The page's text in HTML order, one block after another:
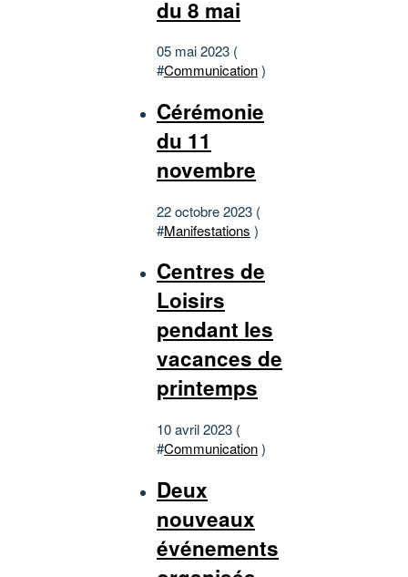
du 8 mai
05 mai 2023 (
#Communication)
Cérémonie
du 11
novembre
22 octobre 2023 (
#Manifestations )
Centres de
Loisirs
pendant les
vacances de
printemps
10 avril 2023 (
#Communication)
Deux
nouveaux
événements